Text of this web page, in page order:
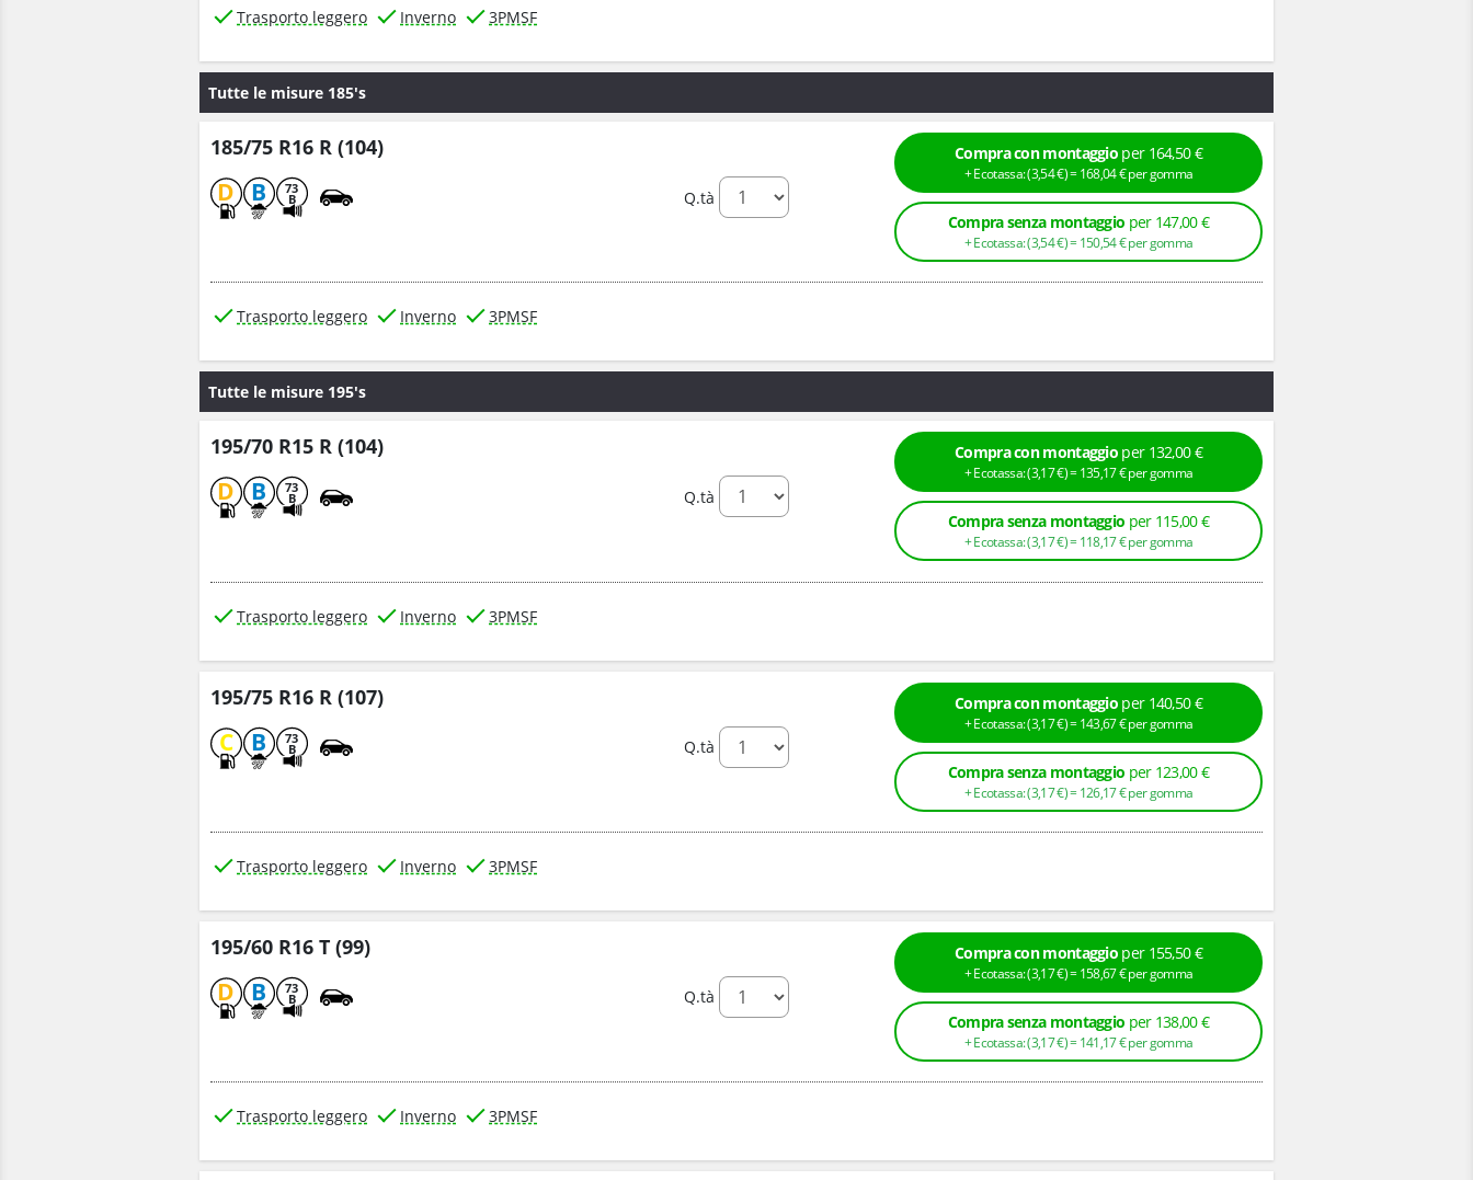
Trasporto leggero Inverno 3PMSF
Tutte le misure 185's
185/75 R16 R (104)
D B 73
B Q.tà
Compra con montaggio per 164,50 €
+ Ecotassa: (3,54€ ) =168,04€per gomma
Compra senza montaggio per 147,00 €
+ Ecotassa: (3,54€ ) =150,54€per gomma
Trasporto leggero Inverno 3PMSF
Tutte le misure 195's
195/70 R15 R (104)
D B 73
B Q.tà
Compra con montaggio per 132,00 €
+ Ecotassa: (3,17€ ) =135,17€per gomma
Compra senza montaggio per 115,00 €
+ Ecotassa: (3,17€ ) =118,17€per gomma
Trasporto leggero Inverno 3PMSF
195/75 R16 R (107)
C B 73
B Q.tà
Compra con montaggio per 140,50 €
+ Ecotassa: (3,17€ ) =143,67€per gomma
Compra senza montaggio per 123,00 €
+ Ecotassa: (3,17€ ) =126,17€per gomma
Trasporto leggero Inverno 3PMSF
195/60 R16 T (99)
D B 73
B Q.tà
Compra con montaggio per 155,50 €
+ Ecotassa: (3,17€ ) =158,67€per gomma
Compra senza montaggio per 138,00 €
+ Ecotassa: (3,17€ ) =141,17€per gomma
Trasporto leggero Inverno 3PMSF